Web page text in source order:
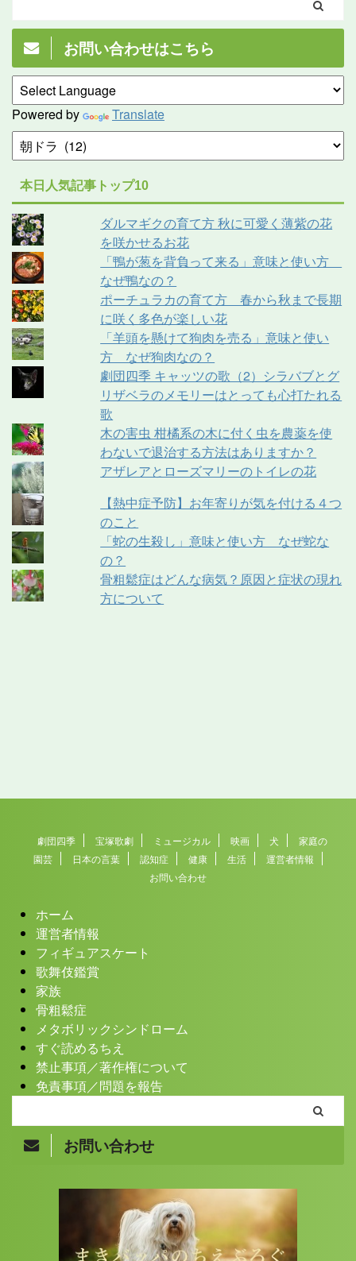
お問い合わせはこちら
Powered by Translate
本日人気記事トップ10
ダルマギクの育て方 秋に可愛く薄紫の花
を咲かせるお花
「鴨が葱を背負って来る」意味と使い方
なぜ鴨なの？
ポーチュラカの育て方 春から秋まで長期
に咲く多色が楽しい花
「羊頭を懸けて狗肉を売る」意味と使い
方 なぜ狗肉なの？
劇団四季 キャッツの歌（2）シラバブとグ
リザベラのメモリーはとっても心打たれる
歌
木の害虫 柑橘系の木に付く虫を農薬を使
わないで退治する方法はありますか？
アザレアとローズマリーのトイレの花
【熱中症予防】お年寄りが気を付ける４つ
のこと
「蛇の生殺し」意味と使い方 なぜ蛇な
の？
骨粗鬆症はどんな病気？原因と症状の現れ
方について
劇団四季 宝塚歌劇 ミュージカル 映画 犬
家庭の
園芸
日本の言葉 認知症 健康 生活
運営者情報
お問い合わせ
ホーム
運営者情報
フィギュアスケート
歌舞伎鑑賞
家族
骨粗鬆症
メタボリックシンドローム
すぐ読めるちえ
禁止事項／著作権について
免責事項／問題を報告
お問い合わせ
Copyright© まきバッパのちえぶろぐ , 2026 All Rights